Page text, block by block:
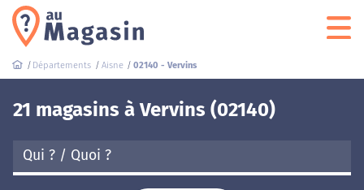
Départements Aisne 02140 - Vervins
21 magasins à Vervins (02140)